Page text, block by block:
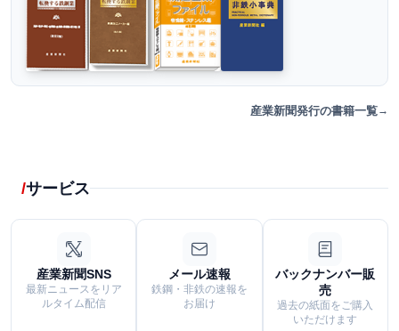
産業新聞発行の書籍一覧
サービス
産業新聞SNS
最新ニュースをリア
ルタイム配信
メール速報
鉄鋼・非鉄の速報を
お届け
バックナンバー販
売
過去の紙面をご購入
いただけます